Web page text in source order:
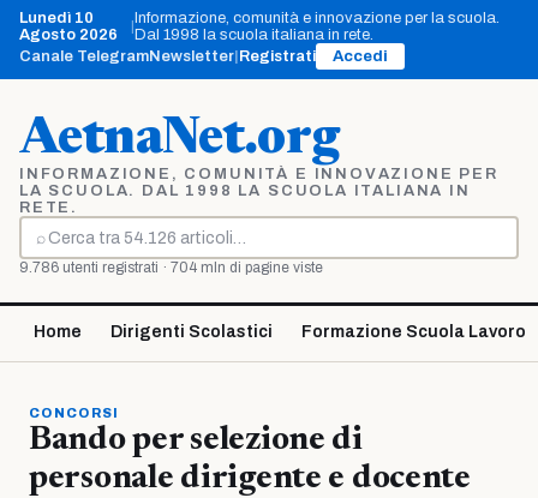
Vai
contenuto
Lunedì 10
Agosto 2026
Informazione, comunità e innovazione per la scuola.
Dal 1998 la scuola italiana in rete.
Canale TelegramNewsletter Registrati Accedi
AetnaNet.org
INFORMAZIONE, COMUNITÀ E INNOVAZIONE PER
LA SCUOLA. DAL 1998 LA SCUOLA ITALIANA IN
RETE.
⌕
Cerca
9.786 utenti registrati · 704 mln di pagine viste
Home Dirigenti Scolastici Formazione Scuola Lavoro
CONCORSI
Bando per selezione di
personale dirigente e docente